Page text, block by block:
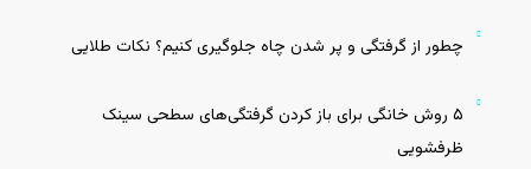
چطور از گرفتگی و پر شدن چاه جلوگیری کنیم؟ نکات طلایی
۵ روش خانگی برای باز کردن گرفتگی‌های سطحی سینک
ظرفشویی